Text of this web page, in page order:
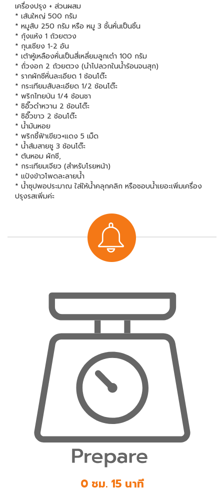
เครื่องปรุง + ส่วนผสม
* เส้นใหญ่ 500 กรัม
* หมูสับ 250 กรัม หรือ หมู 3 ชั้นหั่นเป็นชิ้น
* กุ้งแห้ง 1 ถ้วยตวง
* กุนเชียง 1-2 อัน
* เต้าหู้เหลืองหั่นเป็นสี่เหลี่ยมลูกเต๋า 100 กรัม
* ถั่วงอก 2 ถ้วยตวง (นำไปลวกในน้ำร้อนจนสุก)
* รากผักชีหั่นละเอียด 1 ช้อนโต๊ะ
* กระเทียมสับละเอียด 1/2 ช้อนโต๊ะ
* พริกไทยป่น 1/4 ช้อนชา
* ซิอิ๊วดำหวาน 2 ช้อนโต๊ะ
* ซิอิ๊วขาว 2 ช้อนโต๊ะ
* น้ำมันหอย
* พริกชี้ฟ้าเขียว+แดง 5 เม็ด
* น้ำส้มสายชู 3 ช้อนโต๊ะ
* ต้นหอม ผักชี,
* กระเทียมเจียว (สำหรับโรยหน้า)
* แป้งข้าวโพดละลายน้ำ
* น้ำซุปพอประมาณ ใส่ให้น้ำคลุกคลิก หรือชอบน้ำเยอะเพิ่มเครื่อง
ปรุงรสเพิ่มค่ะ
0 ชม. 15 นาที